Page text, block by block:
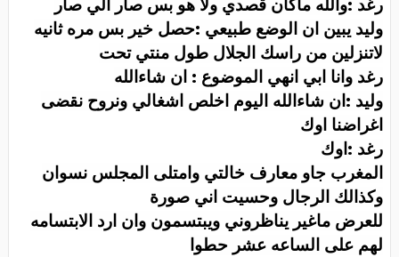
رغد :والله ماكان قصدي ولا هو بس صار الي صار
وليد يبين ان الوضع طبيعي :حصل خير بس مره ثانيه
لاتنزلين من راسك الجلال طول منتي تحت
رغد وانا ابي انهي الموضوع : ان شاءالله
وليد :ان شاءالله اليوم اخلص اشغالي ونروح نقضى
اغراضنا اوك
رغد :اوك
المغرب جاو معارف خالتي وامتلى المجلس نسوان
وكذالك الرجال وحسيت اني صورة
للعرض ماغير يناظروني ويبتسمون وان ارد الابتسامه
لهم على الساعه عشر حطوا